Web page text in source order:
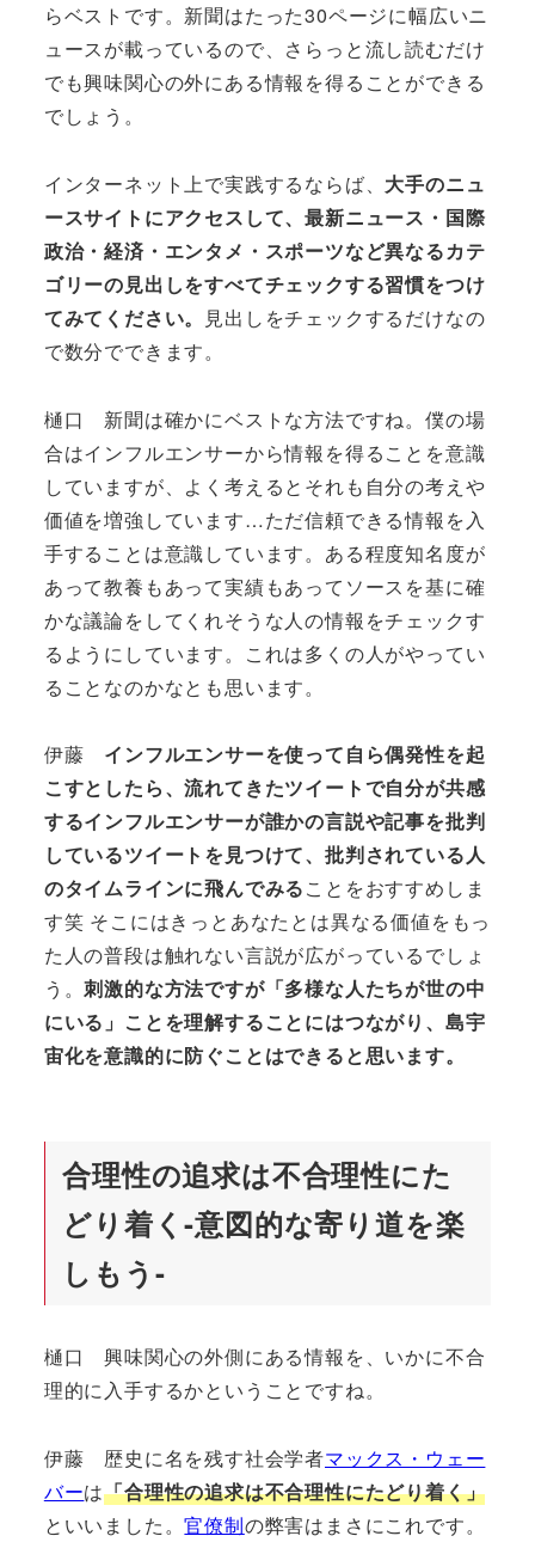
らベストです。新聞はたった30ページに幅広いニ
ュースが載っているので、さらっと流し読むだけ
でも興味関心の外にある情報を得ることができる
でしょう。
インターネット上で実践するならば、 大手のニュ
ースサイトにアクセスして、最新ニュース・国際
政治・経済・エンタメ・スポーツなど異なるカテ
ゴリーの見出しをすべてチェックする習慣をつけ
てみてください。
見出しをチェックするだけなの
で数分でできます。
樋口 新聞は確かにベストな方法ですね。僕の場
合はインフルエンサーから情報を得ることを意識
していますが、よく考えるとそれも自分の考えや
価値を増強しています…ただ信頼できる情報を入
手することは意識しています。ある程度知名度が
あって教養もあって実績もあってソースを基に確
かな議論をしてくれそうな人の情報をチェックす
るようにしています。これは多くの人がやってい
ることなのかなとも思います。
伊藤 インフルエンサーを使って自ら偶発性を起
こすとしたら、流れてきたツイートで自分が共感
するインフルエンサーが誰かの言説や記事を批判
しているツイートを見つけて、批判されている人
のタイムラインに飛んでみることをおすすめしま
す笑 そこにはきっとあなたとは異なる価値をもっ
た人の普段は触れない言説が広がっているでしょ
う。刺激的な方法ですが「多様な人たちが世の中
にいる」ことを理解することにはつながり、島宇
宙化を意識的に防ぐことはできると思います。
合理性の追求は不合理性にた
どり着く-意図的な寄り道を楽
しもう-
樋口 興味関心の外側にある情報を、いかに不合
理的に入手するかということですね。
伊藤 歴史に名を残す社会学者マックス・ウェー
バーは「合理性の追求は不合理性にたどり着く」
といいました。官僚制の弊害はまさにこれです。